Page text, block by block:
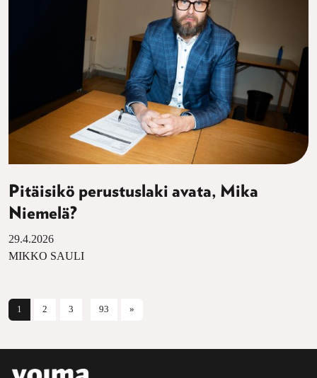
Pitäisikö perustuslaki avata, Mika
Niemelä?
29.4.2026
MIKKO SAULI
Artikkelien selaus
1 2 3 93 »